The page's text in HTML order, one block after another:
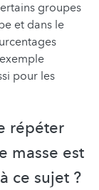
groupes
et dans le
pour les
répéter
masse est
ce sujet ?